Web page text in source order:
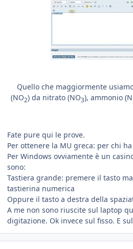
Quello che maggiormente
(NO2) da nitrato (NO3), ammonio
Fate pure qui le prove.
Per ottenere la MU greca: per chi
Per Windows ovviamente è un
sono:
Tastiera grande: premere il tasto
tastierina numerica
Oppure il tasto a destra della
A me non sono riuscite sul laptop
digitazione. Ok invece sul fisso. E